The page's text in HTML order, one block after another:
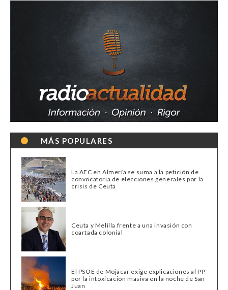
MÁS POPULARES
La AEC en Almería se suma a la petición de
convocatoria de elecciones generales por la
crisis de Ceuta
Ceuta y Melilla frente a una invasión con
coartada colonial
El PSOE de Mojácar exige explicaciones al PP
por la intoxicación masiva en la noche de San
Juan